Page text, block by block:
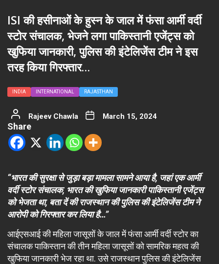
ISI की हसीनाओं के हुस्न के जाल में फंसा आर्मी वर्दी
स्टोर संचालक, भेजने लगा पाकिस्तानी एजेंट्स को
खुफिया जानकारी, पुलिस की इंटेलिजेंस टीम ने इस
तरह किया गिरफ्तार…
INDIA INTERNATIONAL RAJASTHAN
Rajeev Chawla March 15, 2024
Share
“भारत की सुरक्षा से जुड़ा बड़ा मामला सामने आया है, जहां एक आर्मी
वर्दी स्टोर संचालक, भारत की खुफिया जानकारी पाकिस्तानी एजेंट्स
को भेजता था, बता दें की राजस्थान की पुलिस की इंटेलिजेंस टीम ने
आरोपी को गिरफ्तार कर लिया है…”
आईएसआई की महिला जासूसों के जाल में फंसा आर्मी वर्दी स्टोर का
संचालक पाकिस्तान की तीन महिला जासूसों को सामरिक महत्व की
खुफिया जानकारी भेज रहा था. उसे राजस्थान पुलिस की इंटेलिजेंस